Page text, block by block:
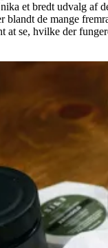
et bredt udvalg af
blandt de mange
at se, hvilke der